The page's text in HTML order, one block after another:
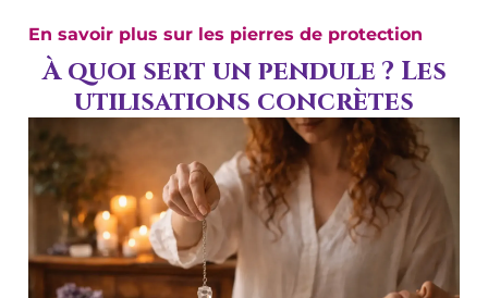
En savoir plus sur les pierres de protection
À quoi sert un pendule ? Les
utilisations concrètes